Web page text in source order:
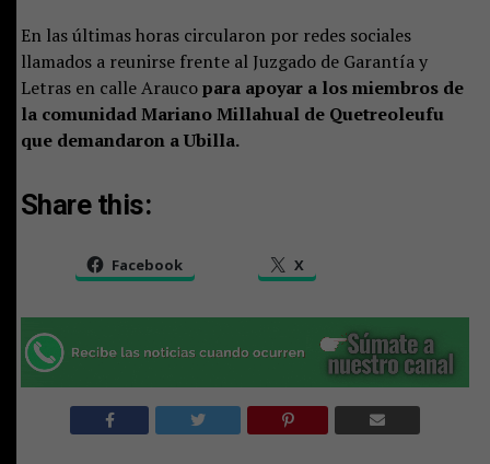
En las últimas horas circularon por redes sociales
llamados a reunirse frente al Juzgado de Garantía y
Letras en calle Araucopara apoyar a los miembros de
la comunidad Mariano Millahual de Quetreoleufu
que demandaron a Ubilla.
Share this:
Facebook X